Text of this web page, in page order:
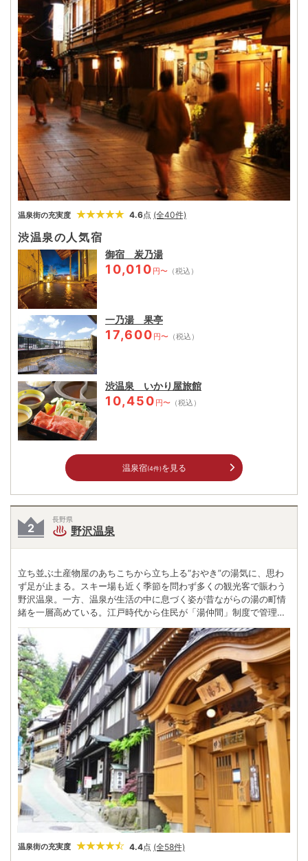
か。最後に高薬師へお参りして満願成就。石畳沿いには大正から昭
和初期に建てられた3階建ての木造建築が並ぶ。 木と石からなる素
朴な日本の原風景の中で、時計を外してのんびりと過ごしたい。
温泉街の充実度 4.6点 (全40件)
渋温泉の人気宿
御宿 炭乃湯
10,010 円〜 （税込）
一乃湯 果亭
17,600 円〜 （税込）
渋温泉 いかり屋旅館
10,450 円〜 （税込）
温泉宿(4件)を見る
長野県
野沢温泉
立ち並ぶ土産物屋のあちこちから立ち上る“おやき”の湯気に、思わ
ず足が止まる。スキー場も近く季節を問わず多くの観光客で賑わう
野沢温泉。一方、温泉が生活の中に息づく姿が昔ながらの湯の町情
緒を一層高めている。江戸時代から住民が「湯仲間」制度で管理、
維持してきた生活の場である13の外湯（無料）をはじめ、村の天然
記念物「麻釜（おがま）」の熱泉で山菜をゆでる光景は野沢温泉な
らではの風物詩だ。 京の天王寺蕪が野沢の気候で突然変異を起こし
て誕生したという野沢菜の漬物は、「おはづけ」と呼ばれ昔から親
しまれてきた。
温泉街の充実度 4.4点 (全58件)